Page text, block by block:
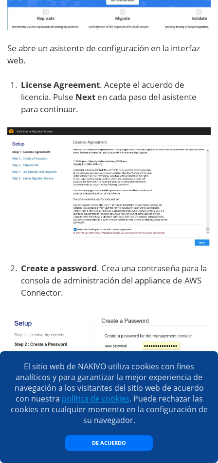
Se abre un asistente de configuración en la interfaz
web.
License Agreement. Acepte el acuerdo de
licencia. Pulse Next en cada paso del asistente
para continuar.
Create a password. Crea una contraseña para la
consola de administración del appliance de AWS
Connector.
Network info
. En esta pantalla se muestra la
dirección IP actual asignada a un adaptador de red
El sitio web de NAKIVO utiliza cookies con fines
analíticos y para garantizar la mejor experiencia de
navegación a los visitantes del sitio web de acuerdo
con nuestra política de cookies. Puede rechazar las
cookies en cualquier momento en la configuración de
su navegador.
DE ACUERDO